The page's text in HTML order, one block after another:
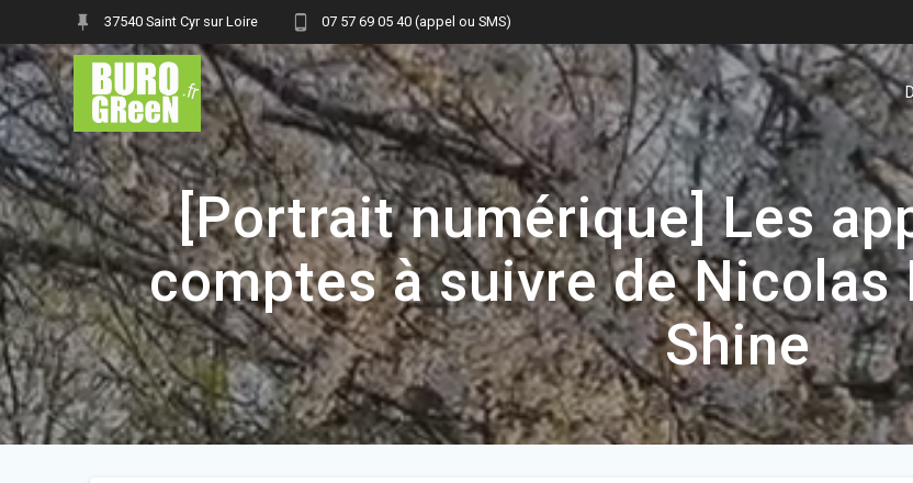
content
37540 Saint Cyr sur Loire 07 57 69 05 40 (appel ou SMS)
[Portrait numérique] Les
comptes à suivre de Nicolas
Shine